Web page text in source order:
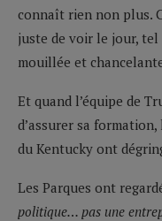
connaît rien non plus.
juste de voir le jour,
mouillée et
Et quand l’équipe de
d’assurer sa
du Kentucky ont
Les Parques ont
politique… pas une